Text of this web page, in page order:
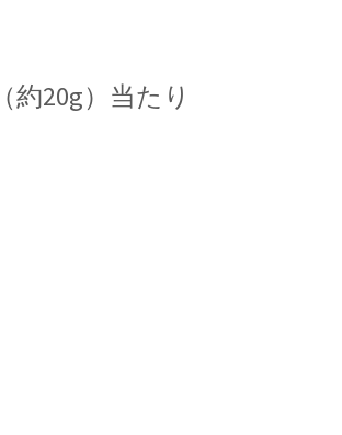
約20g）当たり